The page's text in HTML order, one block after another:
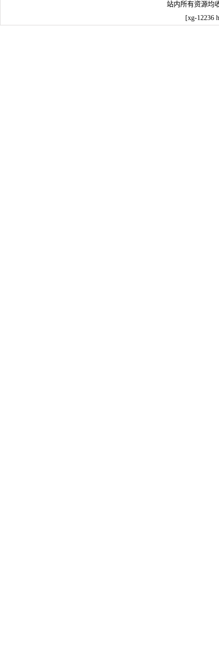
站内所有资源均
[xg-12236